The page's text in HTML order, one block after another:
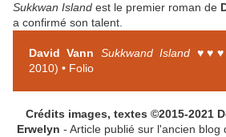
Sukkwan Island est le premier roman de
a confirmé son talent.
David Vann Sukkwand Island
2010) • Folio
Crédits images, textes ©2015-2021
Erwelyn - Article publié sur l'ancien blog